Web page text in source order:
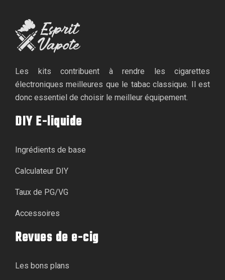
Les kits contribuent à rendre les cigarettes
électroniques meilleures que le tabac classique. Il est
donc essentiel de choisir le meilleur équipement.
DIY E-liquide
Ingrédients de base
Calculateur DIY
Taux de PG/VG
Accessoires
Revues de e-cig
Les bons plans